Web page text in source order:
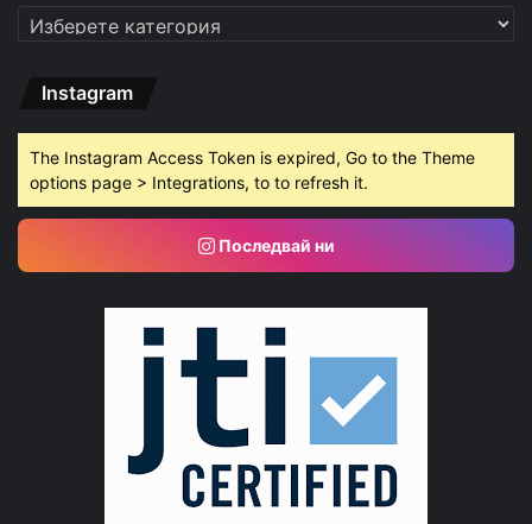
Категории
Instagram
The Instagram Access Token is expired, Go to the Theme
options page > Integrations, to to refresh it.
Последвай ни